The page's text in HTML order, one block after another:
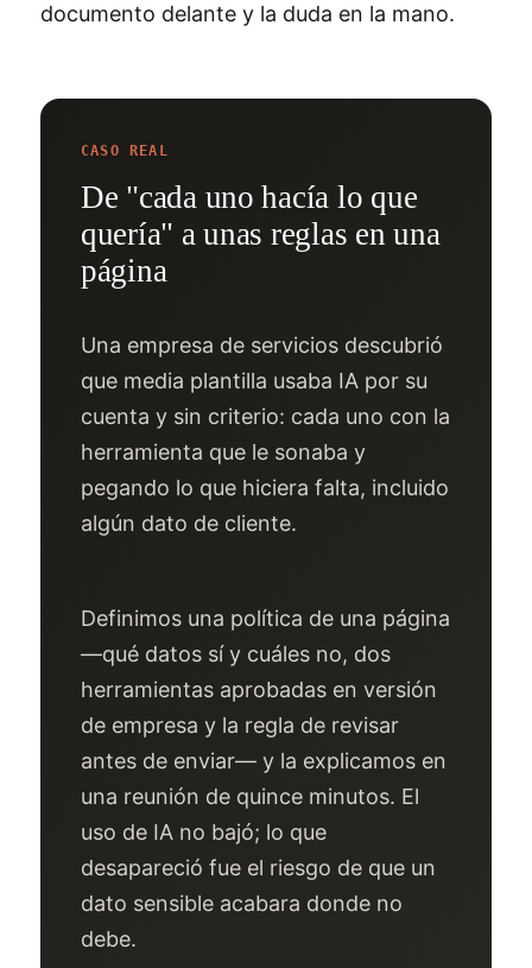
documento delante y la duda en la mano.
CASO REAL
De "cada uno hacía lo que
quería" a unas reglas en una
página
Una empresa de servicios descubrió
que media plantilla usaba IA por su
cuenta y sin criterio: cada uno con la
herramienta que le sonaba y
pegando lo que hiciera falta, incluido
algún dato de cliente.
Definimos una política de una página
—qué datos sí y cuáles no, dos
herramientas aprobadas en versión
de empresa y la regla de revisar
antes de enviar— y la explicamos en
una reunión de quince minutos. El
uso de IA no bajó; lo que
desapareció fue el riesgo de que un
dato sensible acabara donde no
debe.